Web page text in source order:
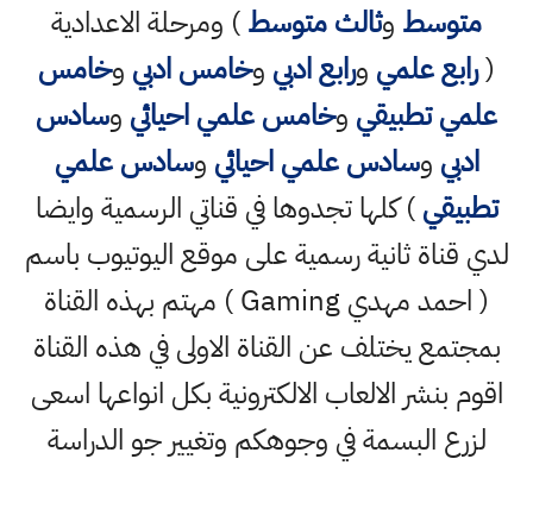
متوسط وثالث متوسط) ومرحلة الاعدادية
(رابع علمي ورابع ادبي وخامس ادبي وخامس
علمي تطبيقي وخامس علمي احيائي وسادس
ادبي وسادس علمي احيائي وسادس علمي
تطبيقي) كلها تجدوها في قناتي الرسمية وايضا
لدي قناة ثانية رسمية على موقع اليوتيوب باسم
( احمد مهدي Gaming ) مهتم بهذه القناة
بمجتمع يختلف عن القناة الاولى في هذه القناة
اقوم بنشر الالعاب الالكترونية بكل انواعها اسعى
لزرع البسمة في وجوهكم وتغيير جو الدراسة